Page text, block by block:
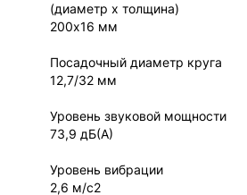
(диаметр х толщина)
200х16 мм
Посадочный диаметр круга
12,7/32 мм
Уровень звуковой мощности
73,9 дБ(А)
Уровень вибрации
2,6 м/с2